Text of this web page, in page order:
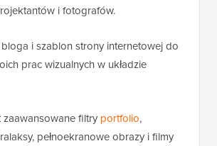
i fotografów.
bloga i szablon strony internetowej do
prac wizualnych w układzie
filtry portfolio,
pełnoekranowe obrazy i filmy